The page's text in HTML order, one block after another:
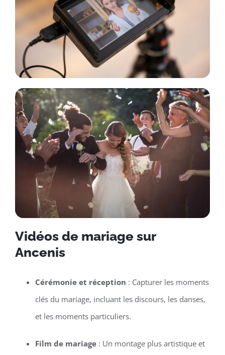
Vidéos de mariage sur
Ancenis
Cérémonie et réception : Capturer les moments
clés du mariage, incluant les discours, les danses,
et les moments particuliers.
Film de mariage: Un montage plus artistique et